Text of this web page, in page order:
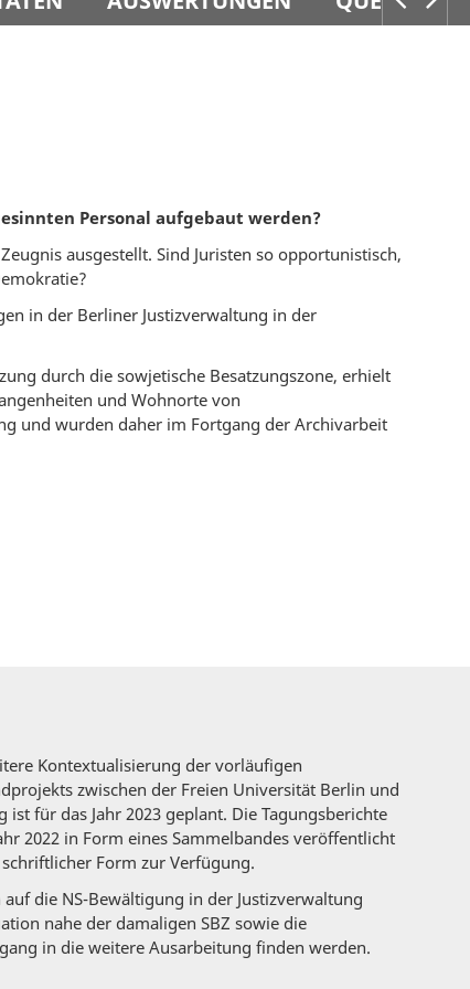
Personal aufgebaut werden?
ausgestellt. Sind Juristen so opportunistisch,
in der Berliner Justizverwaltung in der
durch die sowjetische Besatzungszone, erhielt
und Wohnorte von
und wurden daher im Fortgang der Archivarbeit
Kontextualisierung der vorläufigen
zwischen der Freien Universität Berlin und
für das Jahr 2023 geplant. Die Tagungsberichte
2022 in Form eines Sammelbandes veröffentlicht
Form zur Verfügung.
die NS-Bewältigung in der Justizverwaltung
nahe der damaligen SBZ sowie die
in die weitere Ausarbeitung finden werden.